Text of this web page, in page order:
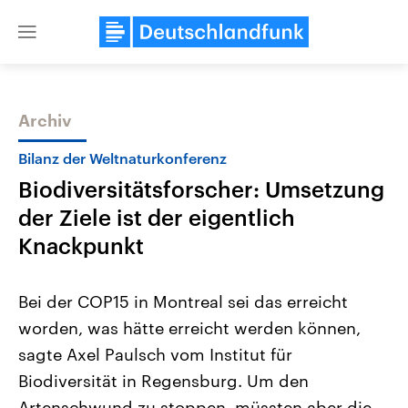
Close
Themen
2026
Alle Informationen
Sachsen-Anhalt wählt am 6.
September 2026 einen neuen
Landtag. Seit 2021 wird das
Bundesland von einer Koalition aus
Aktuelle Beiträge,
Hintergründe
Wirtschaftlich und
gehören die Vereinigten
den mächtigsten Ländern
mit großem Einfluss auf
Archiv
Bilanz der Weltnaturkonferenz
Biodiversitätsforscher: Umsetzung
der Ziele ist der eigentlich
Knackpunkt
Bei der COP15 in Montreal sei das erreicht
worden, was hätte erreicht werden können,
sagte Axel Paulsch vom Institut für
Biodiversität in Regensburg. Um den